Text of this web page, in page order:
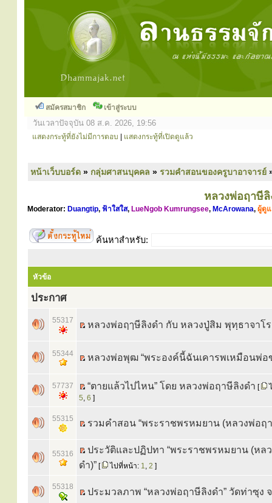
สมัครสมาชิก เข้าสู่ระบบ
วันเวลาปัจจุบัน 08 ส.ค. 2026, 19:56
แสดงกระทู้ที่ยังไม่มีการตอบ แสดงกระทู้ที่เปิดดูแล้ว
หน้าเว็บบอร์ด » กลุ่มศาสนบุคคล » รวมคำสอนของครูบาอาจารย์
หลวงพ่อฤาษีลิ
Moderator: Duangtip, ฟ้าใสใส, LueNgob Kumrungsee, McArowana, ผู้ดู
ค้นหาสำหรับ:
หัวข้อ
ประกาศ
55317 หลวงพ่อฤๅษีลิงดำ กับ หลวงปู่สิม พุทฺธาจาโ
55344 หลวงพ่อพุฒ “พระองค์นี้ฉันเคารพเหมือนพ่อ
57737 “ตายแล้วไปไหน” โดย หลวงพ่อฤาษีลิงดำ [
5, 6 ]
55315 รวมคำสอน “พระราชพรหมยาน (หลวงพ่อฤ
55316
ประวัติและปฏิปทา “พระราชพรหมยาน (หล
ดำ)” [ ไปที่หน้า: 1, 2 ]
55318 ประมวลภาพ “หลวงพ่อฤาษีลิงดำ” วัดท่าซุง